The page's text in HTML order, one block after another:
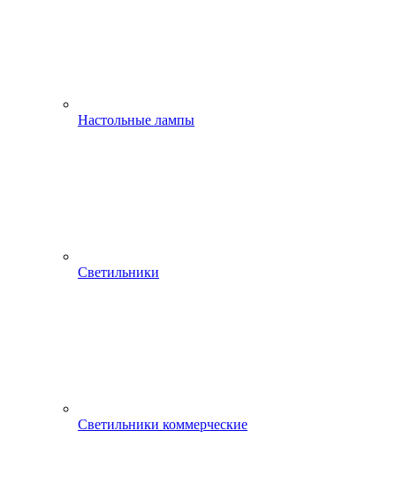
Настольные лампы
Светильники
Светильники коммерческие